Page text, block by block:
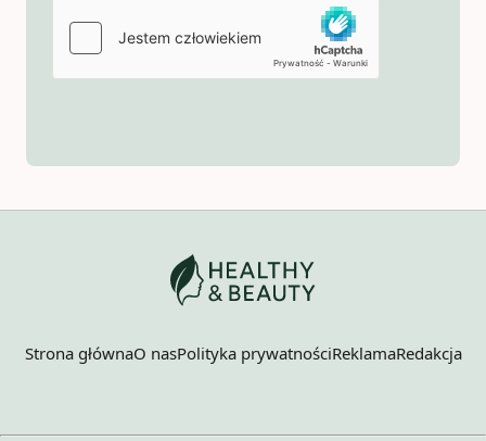
Strona głównaO nasPolityka prywatnościReklamaRedakcja